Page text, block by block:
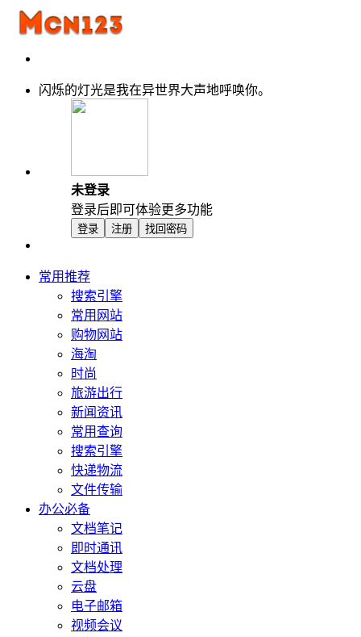
闪烁的灯光是我在异世界大声地呼唤你。
未登录
登录后即可体验更多功能
登录 注册 找回密码
常用推荐
搜索引擎
常用网站
购物网站
海淘
时尚
旅游出行
新闻资讯
常用查询
搜索引擎
快递物流
文件传输
办公必备
文档笔记
即时通讯
文档处理
云盘
电子邮箱
视频会议